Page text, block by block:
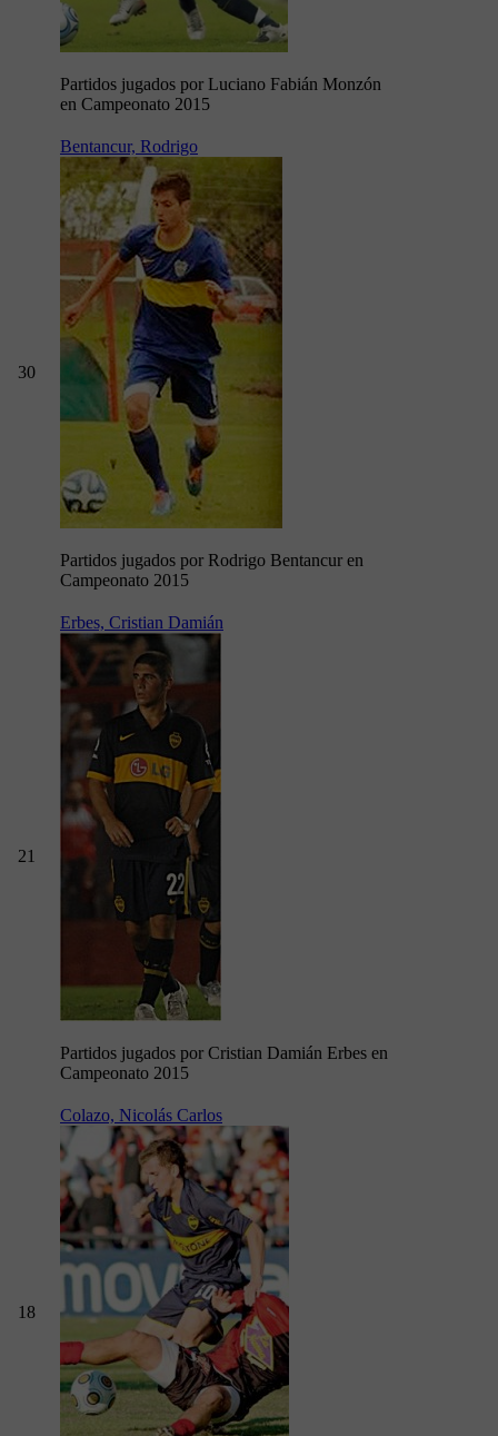
Partidos jugados por Luciano Fabián Monzón
en Campeonato 2015
30
Bentancur, Rodrigo
Partidos jugados por Rodrigo Bentancur en
Campeonato 2015
21
Erbes, Cristian Damián
Partidos jugados por Cristian Damián Erbes en
Campeonato 2015
18
Colazo, Nicolás Carlos